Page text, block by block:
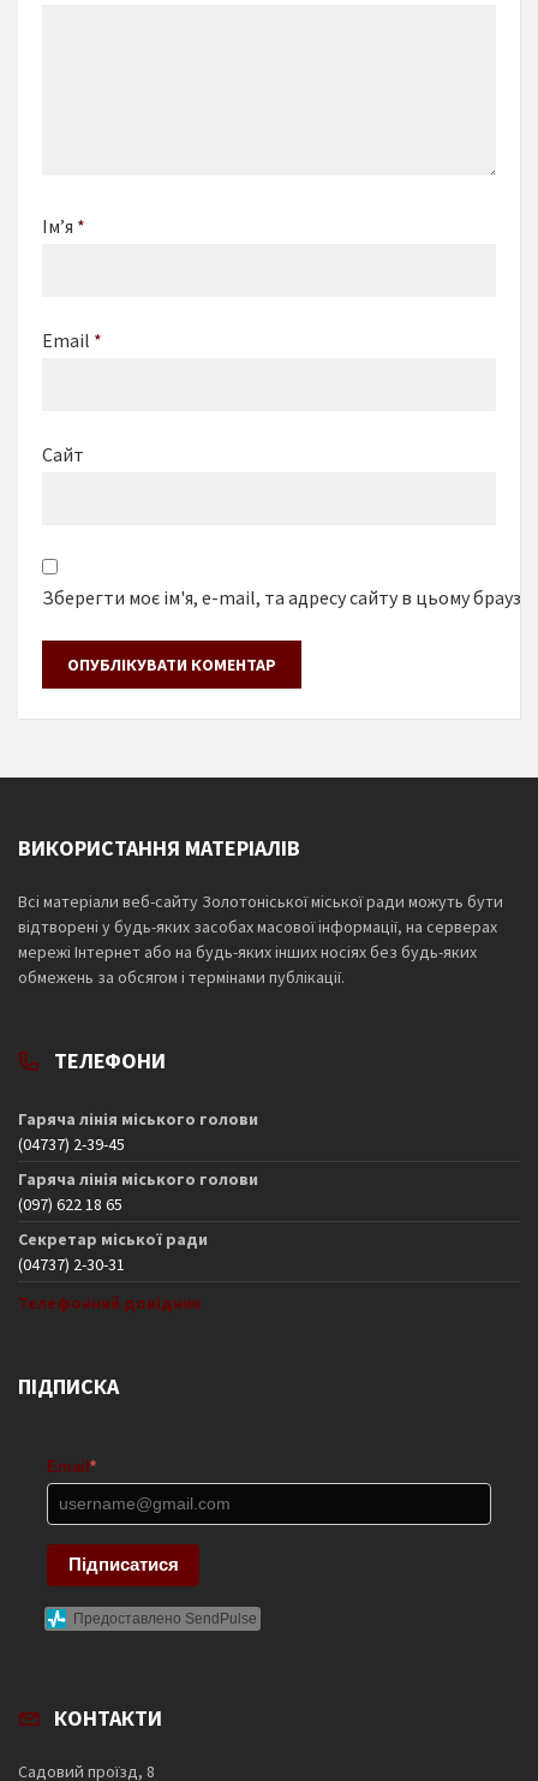
Ім’я *
Email *
Сайт
Зберегти моє ім'я, e-mail, та адресу сайту в цьому
ВИКОРИСТАННЯ МАТЕРІАЛІВ
Всі матеріали веб-сайту Золотоніської міської ради можуть бути
відтворені у будь-яких засобах масової інформації, на серверах
мережі Інтернет або на будь-яких інших носіях без будь-яких
обмежень за обсягом і термінами публікації.
ТЕЛЕФОНИ
Гаряча лінія міського голови
(04737) 2-39-45
Гаряча лінія міського голови
(097) 622 18 65
Секретар міської ради
(04737) 2-30-31
Телефонний довідник
ПІДПИСКА
Email *
Підписатися
Предоставлено SendPulse
КОНТАКТИ
Садовий проїзд, 8